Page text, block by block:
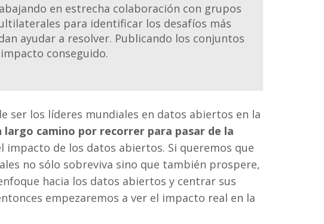
en estrecha colaboración con grupos
para identificar los desafíos más
ayudar a resolver. Publicando los conjuntos
conseguido.
ser los líderes mundiales en datos abiertos en la
camino por recorrer para pasar de la
impacto de los datos abiertos. Si queremos que
no sólo sobreviva sino que también prospere,
hacia los datos abiertos y centrar sus
empezaremos a ver el impacto real en la